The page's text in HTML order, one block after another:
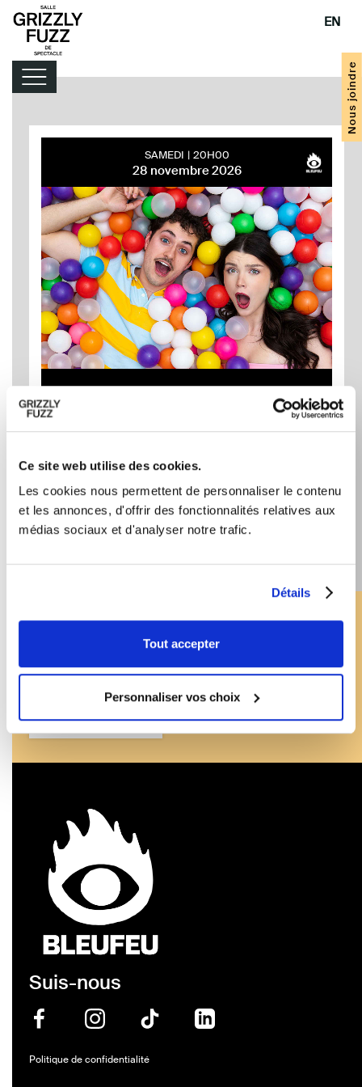
Ce site web utilise des cookies.
Les cookies nous permettent de personnaliser le contenu
et les annonces, d'offrir des fonctionnalités relatives aux
médias sociaux et d'analyser notre trafic.
Détails
Tout accepter
Personnaliser vos choix
EN
Nous joindre
Programmation
Infos pratiques
SAMEDI 20H00
28 novembre 2026
MYTHOMANE PODCAST
Grizzly Fuzz
Abonne-toi à notre infolettre
Pour connaître nos primeurs et nos préventes
Je m'inscris
Suis-nous
Politique de confidentialité